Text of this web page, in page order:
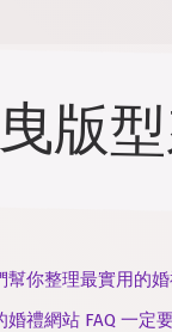
版
幫你整理最實用的
婚禮網站 FAQ 一定